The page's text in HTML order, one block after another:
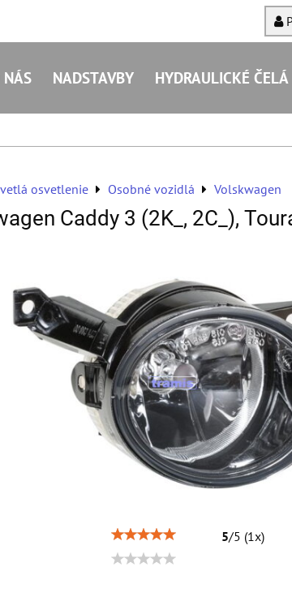
NÁS NADSTAVBY HYDRAULICKÉ ČELÁ
osvetlenie Osobné vozidlá Volskwagen
Caddy 3 (2K_, 2C_),
5/5 (1x)